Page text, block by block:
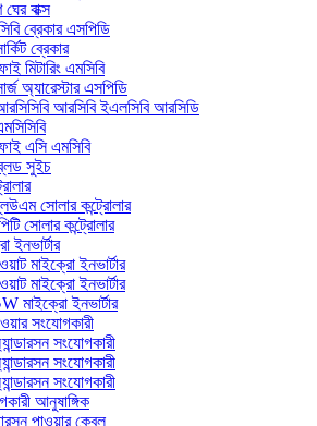
বাক্স
ব্রেকার এসপিডি
ব্রেকার
মিটারিং এমসিবি
অ্যারেস্টার এসপিডি
আরসিবি ইএলসিবি আরসিডি
এসি এমসিবি
সুইচ
সোলার কন্ট্রোলার
সোলার কন্ট্রোলার
ইনভার্টার
মাইক্রো ইনভার্টার
মাইক্রো ইনভার্টার
মাইক্রো ইনভার্টার
সংযোগকারী
সংযোগকারী
সংযোগকারী
সংযোগকারী
আনুষাঙ্গিক
পাওয়ার কেবল